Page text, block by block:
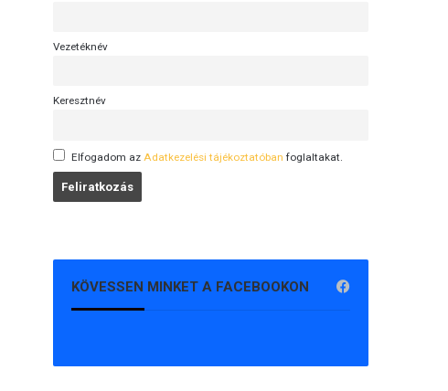
Vezetéknév
Keresztnév
Elfogadom az Adatkezelési tájékoztatóban foglaltakat.
KÖVESSEN MINKET A FACEBOOKON